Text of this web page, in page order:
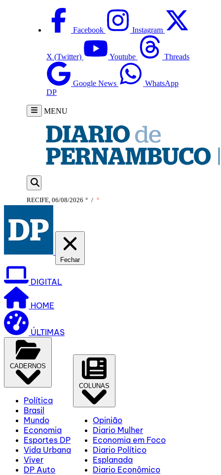
Facebook Instagram
X (Twitter) Youtube Threads
Google News
WhatsApp
DP
MENU
RECIFE, 06/08/2026 ° / °
Fechar
DIGITAL
HOME
ÚLTIMAS
CADERNOS
Política
Brasil
Mundo
Economia
Esportes DP
Vida Urbana
Viver
DP Auto
COLUNAS
Opinião
Diario Mulher
Economia em Foco
Diario Político
Esplanada
Diario Econômico